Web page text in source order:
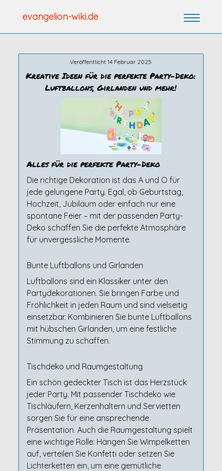
evangelion-wiki.de
Veröffentlicht 14 Februar 2025
Kreative Ideen für die perfekte Party-Deko:
Luftballons, Girlanden und mehr!
Alles für die perfekte Party-Deko
Die richtige Dekoration ist das A und O für
jede gelungene Party. Egal, ob Geburtstag,
Hochzeit, Jubiläum oder einfach nur eine
spontane Feier – mit der passenden Party-
Deko schaffen Sie die perfekte Atmosphäre
für unvergessliche Momente.
Bunte Luftballons und Girlanden
Luftballons sind ein Klassiker unter den
Partydekorationen. Sie bringen Farbe und
Fröhlichkeit in jeden Raum und sind vielseitig
einsetzbar. Kombinieren Sie bunte Luftballons
mit hübschen Girlanden, um eine festliche
Stimmung zu schaffen.
Tischdeko und Raumgestaltung
Ein schön gedeckter Tisch ist das Herzstück
jeder Party. Mit passender Tischdeko wie
Tischläufern, Kerzenhaltern und Servietten
sorgen Sie für eine ansprechende
Präsentation. Auch die Raumgestaltung spielt
eine wichtige Rolle: Hängen Sie Wimpelketten
auf, verteilen Sie Konfetti oder setzen Sie
Lichterketten ein, um eine gemütliche